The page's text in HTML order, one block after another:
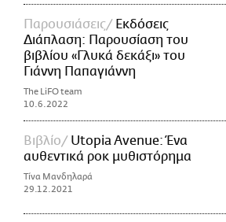
Παρουσιάσεις
Εκδόσεις
Διάπλαση: Παρουσίαση του
βιβλίου «Γλυκά δεκάξι» του
Γιάννη Παπαγιάννη
The LiFO team
10.6.2022
Βιβλίο
Utopia Avenue: Ένα
αυθεντικά ροκ μυθιστόρημα
Τίνα Μανδηλαρά
29.12.2021